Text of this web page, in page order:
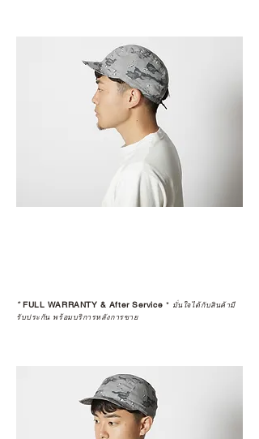
*FULL WARRANTY & After Service * มั่นใจได้กับสินค้ามี
รับประกัน พร้อมบริการหลังการขาย